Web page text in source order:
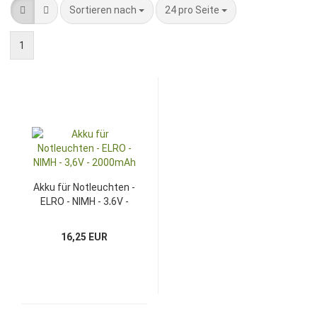
Sortieren nach
Sortieren nach 24 pro Seite
pro Seite
1
Akku für Notleuchten -
ELRO - NIMH - 3,6V -
16,25 EUR